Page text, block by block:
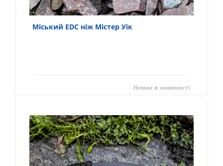
Міський EDC ніж Містер Уік
Немає в наявності